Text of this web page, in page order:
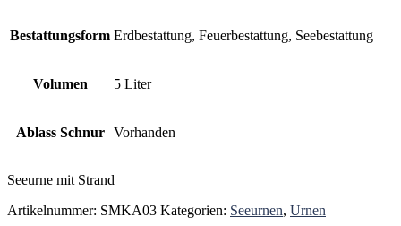
Bestattungsform Erdbestattung, Feuerbestattung, Seebestattung
Volumen 5 Liter
Ablass Schnur Vorhanden
Seeurne mit Strand
Artikelnummer: SMKA03 Kategorien: Seeurnen, Urnen